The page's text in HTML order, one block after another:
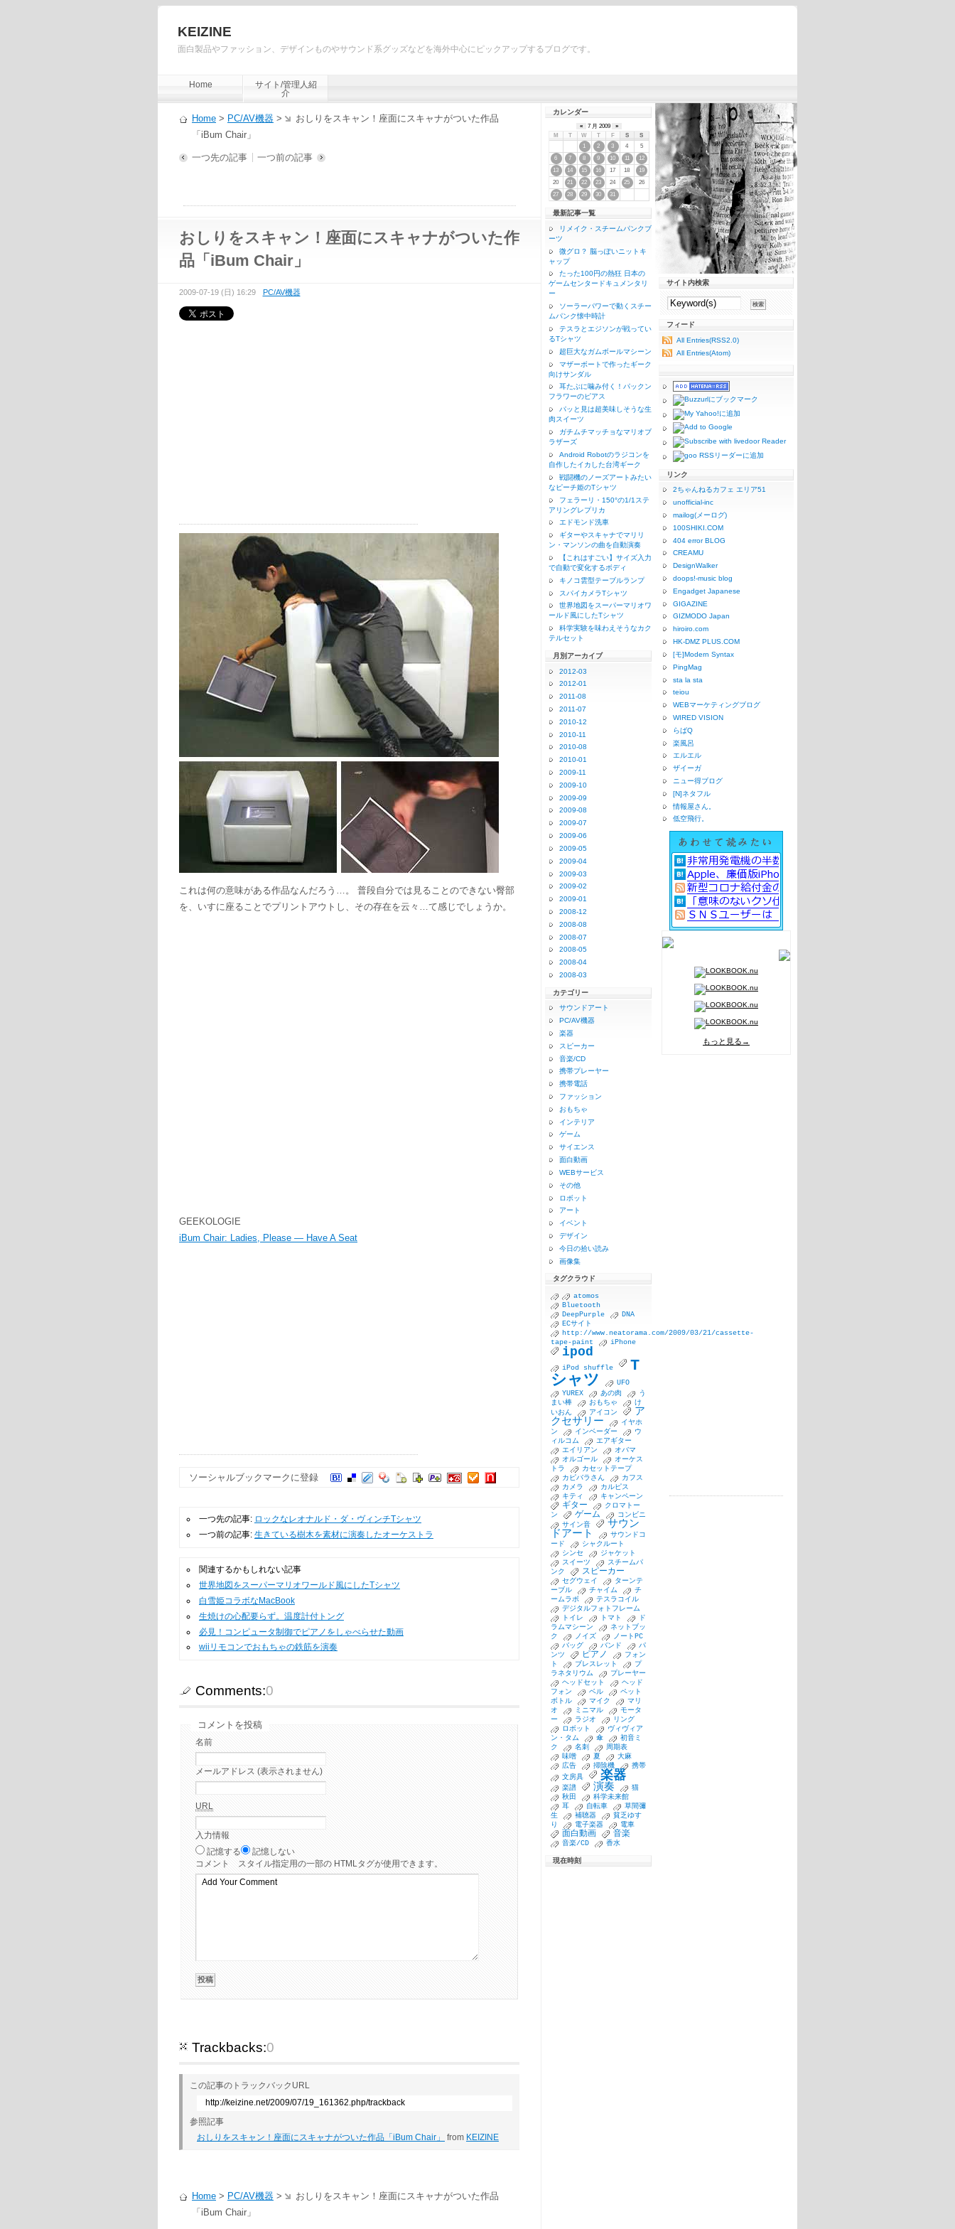
KEIZINE
面白製品やファッション、デザインものやサウンド系グッズなどを海外中心にピックアップするブログです。
Home
サイト/管理人紹
介
Home > PC/AV機器 >
おしりをスキャン！座面にスキャナがついた作品
「iBum Chair」
一つ先の記事 一つ前の記事
おしりをスキャン！座面にスキャナがついた作
品「iBum Chair」
2009-07-19 (日) 16:29 PC/AV機器
これは何の意味がある作品なんだろう…。 普段自分では見ることのできない臀部
を、いすに座ることでプリントアウトし、その存在を云々…て感じでしょうか。
GEEKOLOGIE
iBum Chair: Ladies, Please — Have A Seat
ソーシャルブックマークに登録
一つ先の記事: ロックなレオナルド・ダ・ヴィンチTシャツ
一つ前の記事: 生きている樹木を素材に演奏したオーケストラ
関連するかもしれない記事
世界地図をスーパーマリオワールド風にしたTシャツ
白雪姫コラボなMacBook
生焼けの心配要らず。温度計付トング
必見！コンピュータ制御でピアノをしゃべらせた動画
wiiリモコンでおもちゃの鉄筋を演奏
Comments:0
コメントを投稿
名前
メールアドレス (表示されません)
URL
入力情報
記憶する
記憶しない
コメント
スタイル指定用の一部の HTMLタグが使用できます。
Trackbacks:0
この記事のトラックバックURL
http://keizine.net/2009/07/19_161362.php/trackback
参照記事
おしりをスキャン！座面にスキャナがついた作品「iBum Chair」
from KEIZINE
Home > PC/AV機器 >
おしりをスキャン！座面にスキャナがついた作品
「iBum Chair」
サイト内検索
フィード
All Entries(RSS2.0)
All Entries(Atom)
リンク
2ちゃんねるカフェ エリア51
unofficial-inc
mailog(メーログ)
100SHIKI.COM
404 error BLOG
CREAMU
DesignWalker
doops!-music blog
Engadget Japanese
GIGAZINE
GIZMODO Japan
hiroiro.com
HK-DMZ PLUS.COM
[モ]Modern Syntax
PingMag
sta la sta
teiou
WEBマーケティングブログ
WIRED VISION
らばQ
楽風呂
エルエル
ザイーガ
ニュー得ブログ
[N]ネタフル
情報屋さん。
低空飛行。
もっと見る→
カレンダー
« 7 月 2009
»
M
T W T F S
S
1
2 3 4
5
6
7 8 9 10 11
12
13
14 15 16 17 18
19
20
21 22 23 24 25
26
27
28 29 30 31
最新記事一覧
リメイク・スチームパンクブ
ーツ
微グロ？ 脳っぽいニットキ
ャップ
たった100円の熱狂 日本の
ゲームセンタードキュメンタリ
ー
ソーラーパワーで動くスチー
ムパンク懐中時計
テスラとエジソンが戦ってい
るTシャツ
超巨大なガムボールマシーン
マザーボートで作ったギーク
向けサンダル
耳たぶに噛み付く！パックン
フラワーのピアス
パッと見は超美味しそうな生
肉スイーツ
ガチムチマッチョなマリオブ
ラザーズ
Android Robotのラジコンを
自作したイカした台湾ギーク
戦闘機のノーズアートみたい
なピーチ姫のTシャツ
フェラーリ・150°の1/1ステ
アリングレプリカ
エドモンド洗車
ギターやスキャナでマリリ
ン・マンソンの曲を自動演奏
【これはすごい】サイズ入力
で自動で変化するボディ
キノコ雲型テーブルランプ
スパイカメラTシャツ
世界地図をスーパーマリオワ
ールド風にしたTシャツ
科学実験を味わえそうなカク
テルセット
月別アーカイブ
2012-03
2012-01
2011-08
2011-07
2010-12
2010-11
2010-08
2010-01
2009-11
2009-10
2009-09
2009-08
2009-07
2009-06
2009-05
2009-04
2009-03
2009-02
2009-01
2008-12
2008-08
2008-07
2008-05
2008-04
2008-03
カテゴリー
サウンドアート
PC/AV機器
楽器
スピーカー
音楽/CD
携帯プレーヤー
携帯電話
ファッション
おもちゃ
インテリア
ゲーム
サイエンス
面白動画
WEBサービス
その他
ロボット
アート
イベント
デザイン
今日の拾い読み
画像集
タグクラウド
atomos
Bluetooth
DeepPurple
DNA
ECサイト
http://www.neatorama.com/2009/03/21/cassette-
tape-paint
iPhone
ipod
iPod shuffle
T
シャツ
UFO
YUREX
あの肉
う
まい棒
おもちゃ
け
いおん
アイコン
ア
クセサリー
イヤホ
ン
インベーダー
ウ
ィルコム
エアギター
エイリアン
オバマ
オルゴール
オーケス
トラ
カセットテープ
カピバラさん
カフス
カメラ
カルピス
キティ
キャンペーン
ギター
クロマトー
ン
ゲーム
コンビニ
サイン音
サウン
ドアート
サウンドコ
ード
シャクルート
シンセ
ジャケット
スイーツ
スチームパ
ンク
スピーカー
セグウェイ
ターンテ
ーブル
チャイム
チ
ームラボ
テスラコイル
デジタルフォトフレーム
トイレ
トマト
ド
ラムマシーン
ネットブッ
ク
ノイズ
ノートPC
バッグ
バンド
パ
ンツ
ピアノ
フォン
ト
ブレスレット
プ
ラネタリウム
プレーヤー
ヘッドセット
ヘッド
フォン
ベル
ペット
ボトル
マイク
マリ
オ
ミニマル
モータ
ー
ラジオ
リング
ロボット
ヴィヴィア
ン・タム
傘
初音ミ
ク
名刺
周期表
味噌
夏
大麻
広告
掃除機
携帯
文房具
楽器
楽譜 演奏
猫
秋田
科学未来館
耳
自転車
草間彌
生
補聴器
貧乏ゆす
り
電子楽器 電車
面白動画 音楽
音楽/CD 香水
現在時刻